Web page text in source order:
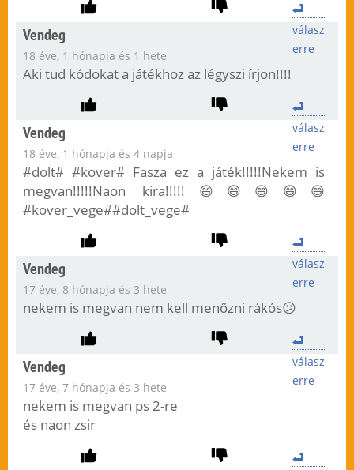
válasz
erre
Vendeg
18 éve, 1 hónapja és 1 hete
Aki tud kódokat a játékhoz az légyszi írjon!!!!
válasz
erre
Vendeg
18 éve, 1 hónapja és 4 napja
#dolt# #kover# Fasza ez a játék!!!!!Nekem is
megvan!!!!!Naon kira!!!!!😄😄😄😄😄
#kover_vege##dolt_vege#
válasz
erre
Vendeg
17 éve, 8 hónapja és 3 hete
nekem is megvan nem kell menőzni rákós😕
válasz
erre
Vendeg
17 éve, 7 hónapja és 3 hete
nekem is megvan ps 2-re
és naon zsir